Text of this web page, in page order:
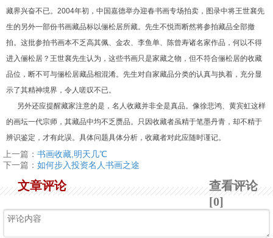
藏界兴奋不已。2004年初，中国嘉德举办迎春书画专场拍卖，图录中将王世襄先
生的另外一部份书画藏品标以俪松居所藏。先生不悦而断然将参拍藏品全部撤
拍。这批参拍书画本不乏高其佩、金农、李鱼单、陈曾寿诸名家作品，何以不得
进入俪松居？王世襄先生认为，这些书画只是家藏之物，但不符合俪松居的收藏
品位，断不可与俪松居藏品相混淆。先生对自家藏品分类的认真与执着，充分显
示了其精神境界，令人嗟叹不已。
另外还应提醒藏家注意的是，名人收藏并非全是真品。像徐悲鸿、黄宾虹这样
的画坛一代宗师，其藏品中均不乏赝品。只因收藏者虽精于笔墨丹青，却不精于
辨识鉴定，才有此误。具体问题具体分析，收藏者对此应随时谨记。
上一篇： 书画收藏,明天几℃
下一篇： 如何步入投资名人书画之途
查看评论
[0]
文章评论